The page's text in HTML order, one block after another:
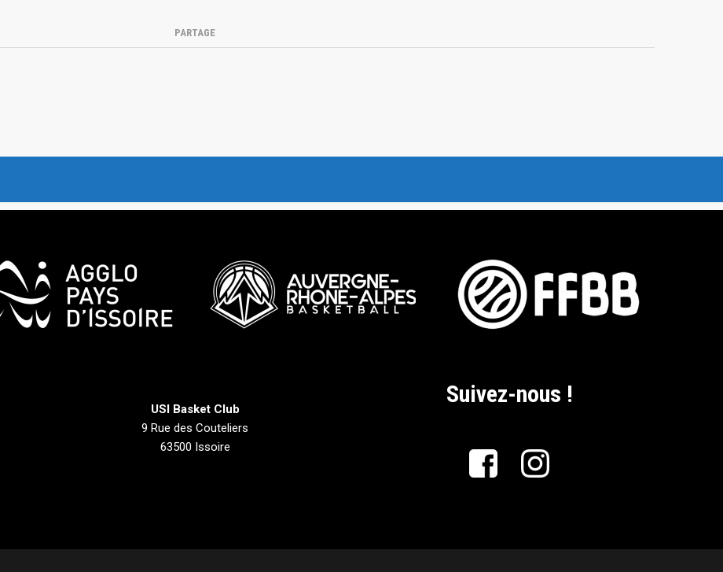
PARTAGE
USI Basket Club
9 Rue des Couteliers
63500 Issoire
Suivez-nous !